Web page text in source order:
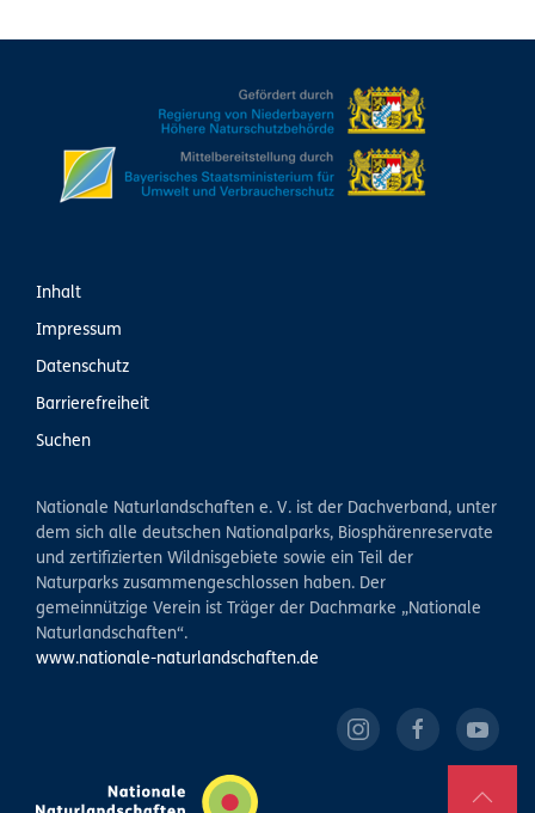
Inhalt
Impressum
Datenschutz
Barrierefreiheit
Suchen
Nationale Naturlandschaften e. V. ist der Dachverband, unter
dem sich alle deutschen Nationalparks, Biosphärenreservate
und zertifizierten Wildnisgebiete sowie ein Teil der
Naturparks zusammengeschlossen haben. Der
gemeinnützige Verein ist Träger der Dachmarke „Nationale
Naturlandschaften“.
www.nationale-naturlandschaften.de